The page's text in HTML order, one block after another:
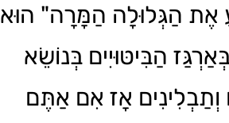
אֶת הַגְּלוּלָה הַמָּרָה" הוּא
הַבִּיטּוּיִים בְּנוֹשֵׂא
אָז אִם אַתֶּם